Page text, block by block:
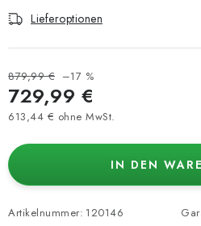
Lieferoptionen
879,99 € –17 %
729,99 €
613,44 € ohne MwSt.
IN DEN
Artikelnummer: 120146